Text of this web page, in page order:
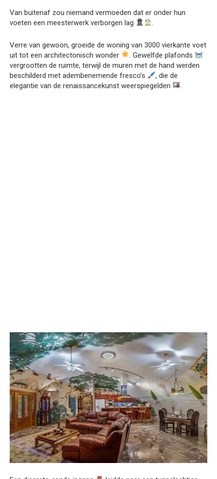
Van buitenaf zou niemand vermoeden dat er onder hun
voeten een meesterwerk verborgen lag
.
Verre van gewoon, groeide de woning van 3000 vierkante voet
uit tot een architectonisch wonder
. Gewelfde plafonds
vergrootten de ruimte, terwijl de muren met de hand werden
beschilderd met adembenemende fresco’s
, die de
elegantie van de renaissancekunst weerspiegelden
.